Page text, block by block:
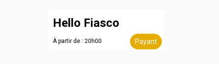
Hello Fiasco
À partir de : 20h00 Payant